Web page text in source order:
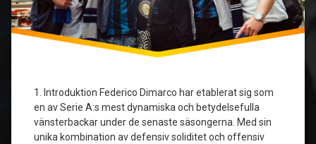
1. Introduktion Federico Dimarco har etablerat sig som
en av Serie A:s mest dynamiska och betydelsefulla
vänsterbackar under de senaste säsongerna. Med sin
unika kombination av defensiv soliditet och offensiv